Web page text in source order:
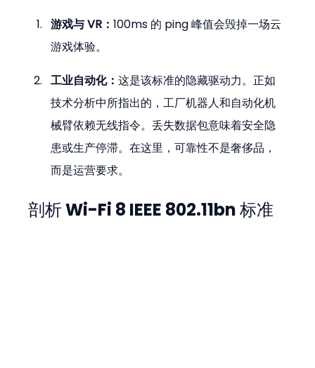
游戏与 VR：100ms 的 ping 峰值会毁掉一场云
游戏体验。
工业自动化：这是该标准的隐藏驱动力。正如
技术分析中所指出的，工厂机器人和自动化机
械臂依赖无线指令。丢失数据包意味着安全隐
患或生产停滞。在这里，可靠性不是奢侈品，
而是运营要求。
剖析 Wi-Fi 8 IEEE 802.11bn 标准